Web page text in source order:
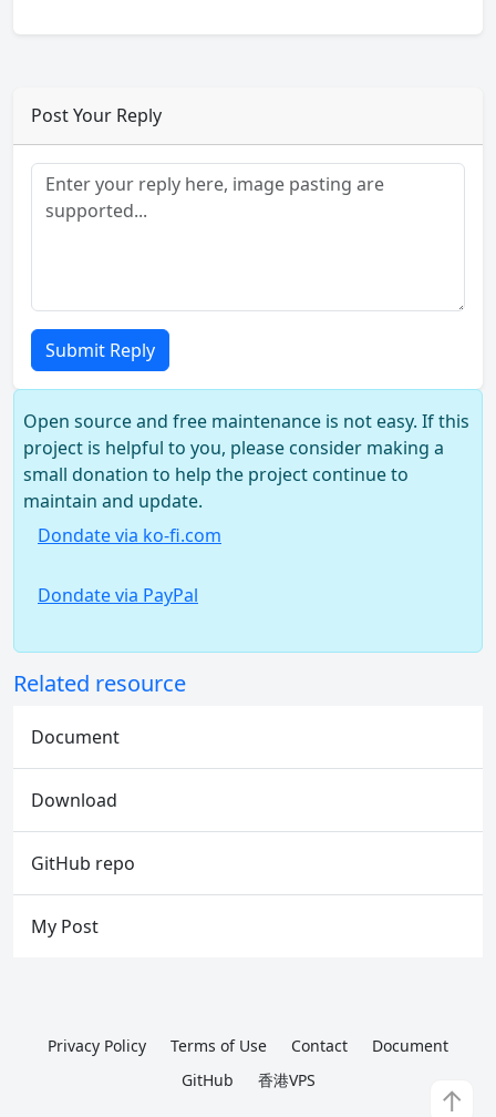
Post Your Reply
Submit Reply
Open source and free maintenance is not easy. If this
project is helpful to you, please consider making a
small donation to help the project continue to
maintain and update.
Dondate via ko-fi.com
Dondate via PayPal
Related resource
Document
Download
GitHub repo
My Post
↑
Privacy Policy Terms of Use Contact
Document
GitHub
香港VPS